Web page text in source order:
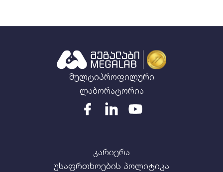
მულტიპროფილური
ლაბორატორია
კარიერა
უსაფრთხოების პოლიტიკა